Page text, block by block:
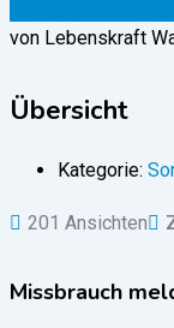
von Lebenskraft
Übersicht
Kategorie:
201 Ansichten
Missbrauch